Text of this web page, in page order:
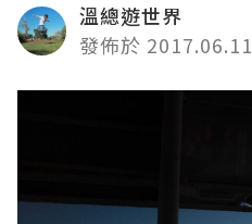
溫總遊世界
發佈於 2017.06.11